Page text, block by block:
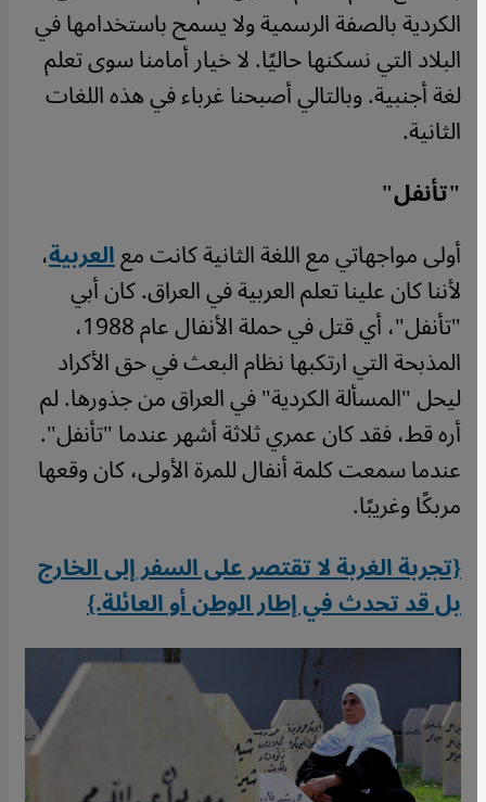
الكردية بالصفة الرسمية ولا يسمح باستخدامها في
البلاد التي نسكنها حاليًا. لا خيار أمامنا سوى تعلم
لغة أجنبية. وبالتالي أصبحنا غرباء في هذه اللغات
الثانية.
"تأنفل"
أولى مواجهاتي مع اللغة الثانية كانت معالعربية،
لأننا كان علينا تعلم العربية في العراق. كان أبي
"تأنفل"، أي قتل في حملة الأنفال عام 1988،
المذبحة التي ارتكبها نظام البعث في حق الأكراد
ليحل "المسألة الكردية" في العراق من جذورها. لم
أره قط، فقد كان عمري ثلاثة أشهر عندما "تأنفل".
عندما سمعت كلمة أنفال للمرة الأولى، كان وقعها
مربكًا وغريبًا.
{تجربة الغربة لا تقتصر على السفر إلى الخارج
بل قد تحدث في إطار الوطن أو العائلة.}